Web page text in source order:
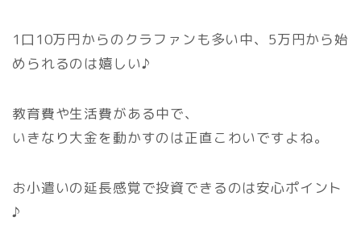
1口10万円からのクラファンも多い中、5万円から始
められるのは嬉しい♪
教育費や生活費がある中で、
いきなり大金を動かすのは正直こわいですよね。
お小遣いの延長感覚で投資できるのは安心ポイント
♪